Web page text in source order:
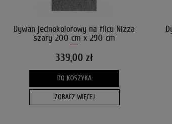
Dywan jednokolorowy na filcu Nizza
szary 200 cm x 290 cm
339,00 zł
DO KOSZYKA
ZOBACZ WIĘCEJ